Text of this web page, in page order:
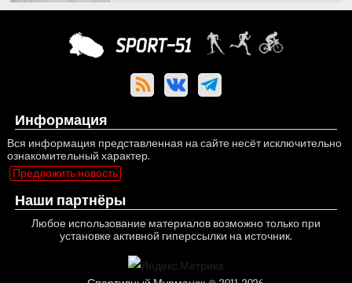
Информация
Вся информация представленная на сайте несёт исключительно
ознакомительный характер.
Предложить новость
Наши партнёры
Любое использование материалов возможно только при
установке активной гиперссылки на источник.